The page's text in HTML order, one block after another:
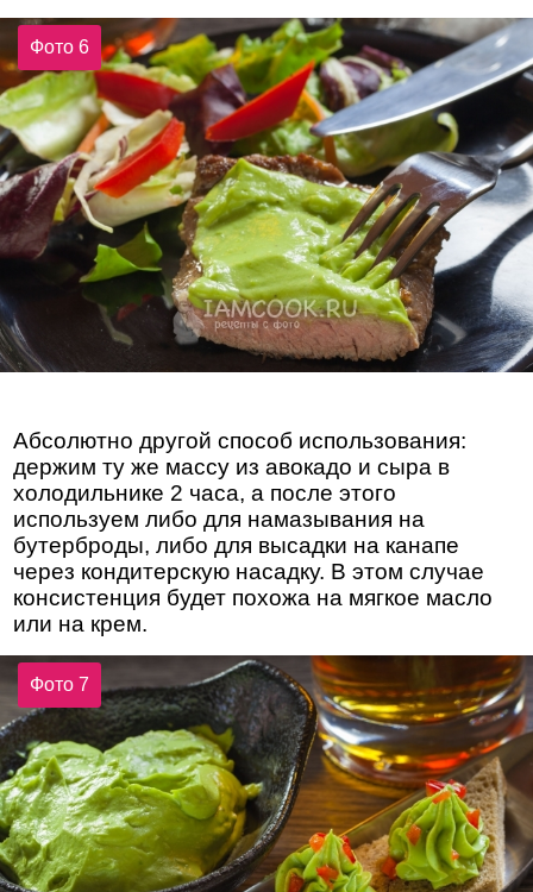
Фото 6
Абсолютно другой способ использования:
держим ту же массу из авокадо и сыра в
холодильнике 2 часа, а после этого
используем либо для намазывания на
бутерброды, либо для высадки на канапе
через кондитерскую насадку. В этом случае
консистенция будет похожа на мягкое масло
или на крем.
Фото 7